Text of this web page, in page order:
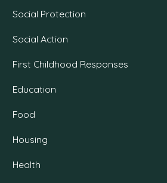
Social Protection
Social Action
First Childhood Responses
Education
Food
Housing
Health